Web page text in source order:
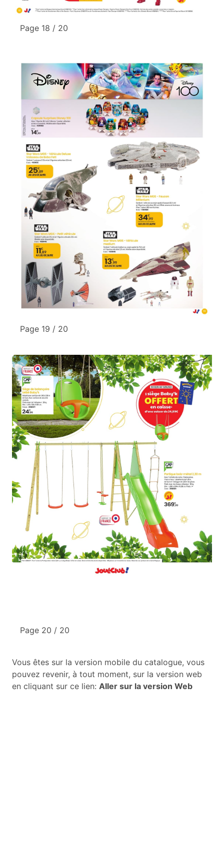
Page 18 / 20
Page 19 / 20
Page 20 / 20
Vous êtes sur la version mobile du catalogue, vous
pouvez revenir, à tout moment, sur la version web
en cliquant sur ce lien: Aller sur la version Web